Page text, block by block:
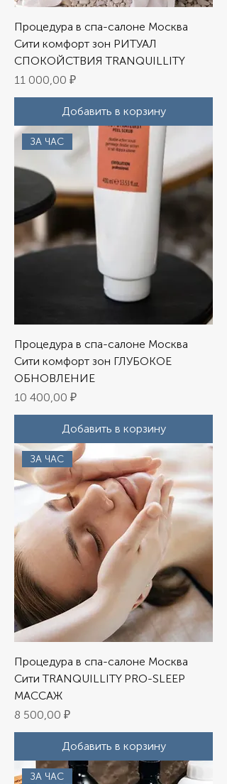
Процедура в спа-салоне Москва
Сити комфорт зон РИТУАЛ
СПОКОЙСТВИЯ TRANQUILLITY
Цена
11 000,00 ₽
Добавить в корзину
ЗА ЧАС
Процедура в спа-салоне Москва
Сити комфорт зон ГЛУБОКОЕ
ОБНОВЛЕНИЕ
Цена
10 400,00 ₽
Добавить в корзину
ЗА ЧАС
Процедура в спа-салоне Москва
Сити TRANQUILLITY PRO-SLEEP
МАССАЖ
Цена
8 500,00 ₽
Добавить в корзину
ЗА ЧАС